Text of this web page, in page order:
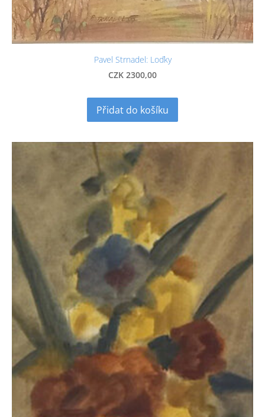
Pavel Strnadel: Loďky
CZK 2300,00
Přidat do košíku